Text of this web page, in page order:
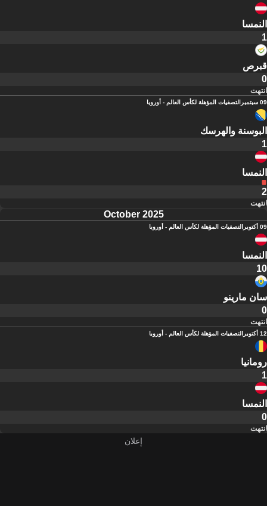
النمسا
1
قبرص
0
انتهت
09 سبتمبر التصفيات المؤهلة لكأس العالم - أوروبا
البوسنة والهرسك
1
النمسا
2
انتهت
October 2025
09 أكتوبر التصفيات المؤهلة لكأس العالم - أوروبا
النمسا
10
سان مارينو
0
انتهت
12 أكتوبر التصفيات المؤهلة لكأس العالم - أوروبا
رومانيا
1
النمسا
0
انتهت